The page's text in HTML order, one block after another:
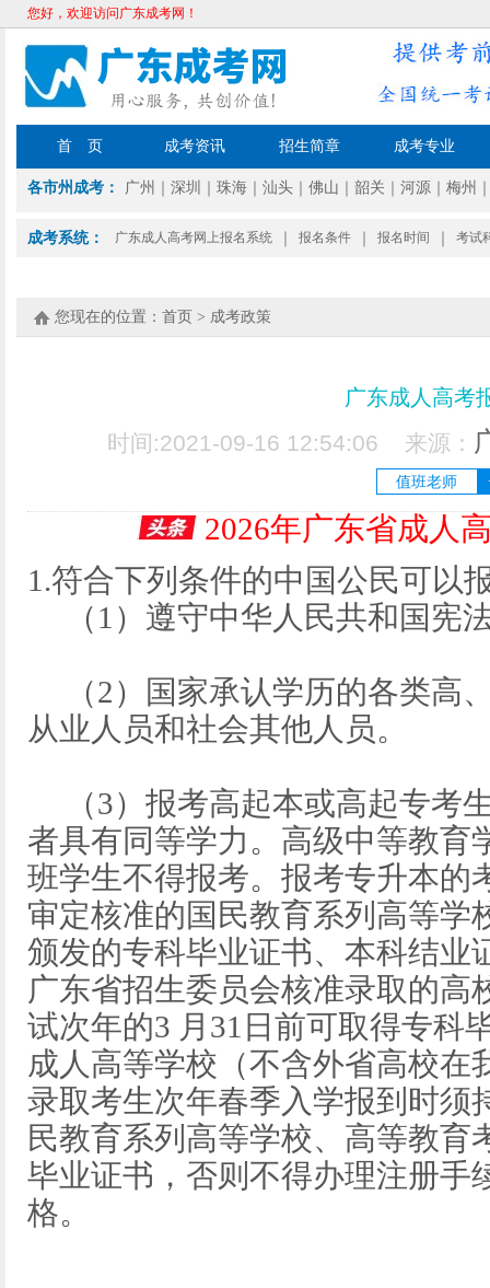
您好，欢迎访问广东成考网！
首 页 成考资讯 招生简章 成考专业
各市州成考： 广州 深圳 珠海 汕头 佛山 韶关 河源 梅州
成考系统： 广东成人高考网上报名系统 报名条件 报名时间 考试
您现在的位置： 首页 > 成考政策
广东成人高考
时间:2021-09-16 12:54:06 来源：
值班老师
2026年广东省成人
1.符合下列条件的中国公民可以
（1）遵守中华人民共和国宪
（2）国家承认学历的各类高
从业人员和社会其他人员。
（3）报考高起本或高起专考
者具有同等学力。高级中等教育
班学生不得报考。报考专升本的
审定核准的国民教育系列高等学
颁发的专科毕业证书、本科结业
广东省招生委员会核准录取的高
试次年的3 月31日前可取得专科
成人高等学校（不含外省高校在
录取考生次年春季入学报到时须
民教育系列高等学校、高等教育
毕业证书，否则不得办理注册手
格。